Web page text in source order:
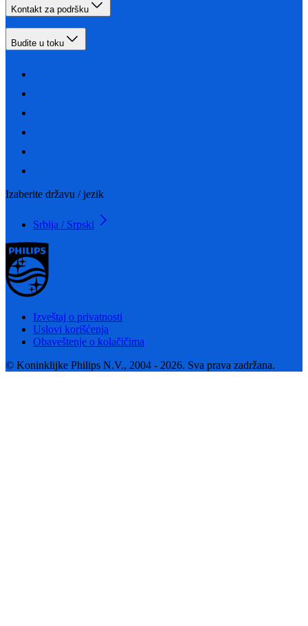
Kontakt za podršku
Budite u toku
Izaberite državu / jezik
Srbija / Srpski
Izveštaj o privatnosti
Uslovi korišćenja
Obaveštenje o kolačičima
© Koninklijke Philips N.V., 2004 - 2026. Sva prava zadržana.